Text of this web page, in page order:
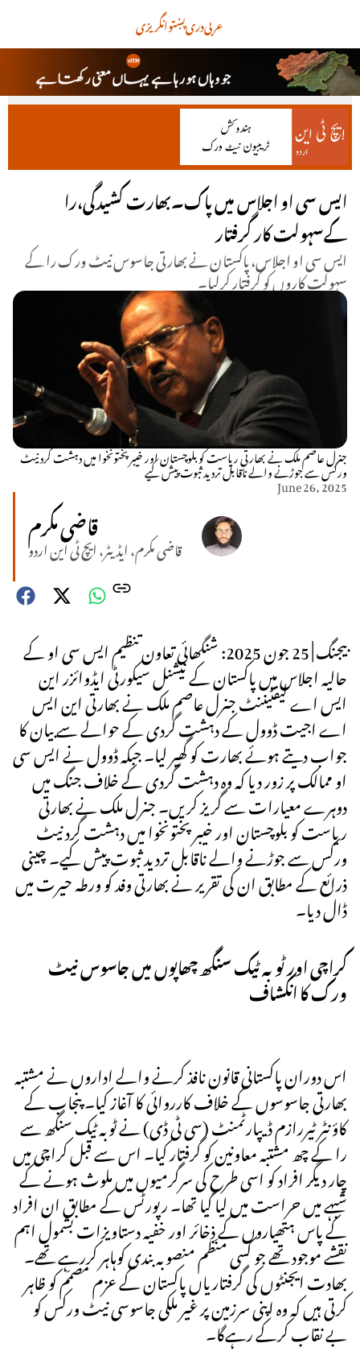
انگریزیپښتودریعربی
ایس سی او اجلاس میں پاک۔بھارت کشیدگی،را
کےسہولت کار گرفتار
ایس سی او اجلاس، پاکستان نے بھارتی جاسوس نیٹ ورک را کے
سہولت کاروں کو گرفتار کرلیا۔
جنرل عاصم ملک نے بھارتی ریاست کو بلوچستان اور خیبر پختونخوا میں دہشت گرد نیٹ
ورکس سے جوڑنے والے ناقابل تردید ثبوت پیش کیے
June 26, 2025
قاضی مکرم
قاضی مکرم، ایڈیٹر، ایچ ٹی این اردو
بیجنگ | 25 جون 2025: شنگھائی تعاون تنظیم ایس سی او کے
حالیہ اجلاس میں پاکستان کے نیشنل سیکورٹی ایڈوائزر این
ایس اے لیفٹیننٹ جنرل عاصم ملک نے بھارتی این ایس
اے اجیت ڈوول کے دہشت گردی کے حوالے سے بیان کا
جواب دیتے ہوئے بھارت کو گھیر لیا۔ جبکہ ڈوول نے ایس سی
او ممالک پر زور دیا کہ وہ دہشت گردی کے خلاف جنگ میں
دوہرے معیارات سے گریز کریں۔ جنرل ملک نے بھارتی
ریاست کو بلوچستان اور خیبر پختونخوا میں دہشت گرد نیٹ
ورکس سے جوڑنے والے ناقابل تردید ثبوت پیش کیے۔ چینی
ذرائع کے مطابق ان کی تقریر نے بھارتی وفد کو ورطہ حیرت میں
ڈال دیا۔
کراچی اور ٹوبہ ٹیک سنگھ چھاپوں میں جاسوس نیٹ
ورک کا انکشاف
اس دوران پاکستانی قانون نافذ کرنے والے اداروں نے مشتبہ
بھارتی جاسوسوں کے خلاف کارروائی کا آغاز کیا۔ پنجاب کے
کاؤنٹر ٹیررازم ڈیپارٹمنٹ (سی ٹی ڈی) نے ٹوبہ ٹیک سنگھ سے
را کے چھ مشتبہ معاونین کو گرفتار کیا۔ اس سے قبل کراچی میں
چار دیگر افراد کو اسی طرح کی سرگرمیوں میں ملوث ہونے کے
شبہے میں حراست میں لیا گیا تھا۔ رپورٹس کے مطابق ان افراد
کے پاس ہتھیاروں کے ذخائر اور خفیہ دستاویزات بشمول اہم
نقشے موجود تھے جو کسی منّظم منصوبہ بندی کوہاہر کررہے تھے۔
بھادت ایجنٹوں کی گرفتاریاں پاکستان کے عزم مصمّم کو ظاہر
کرتی ہیں کہ وہ اپنی سرزمین پر غیر ملکی جاسوسی نیٹ ورکس کو
بے نقاب کرکے رہےگا۔